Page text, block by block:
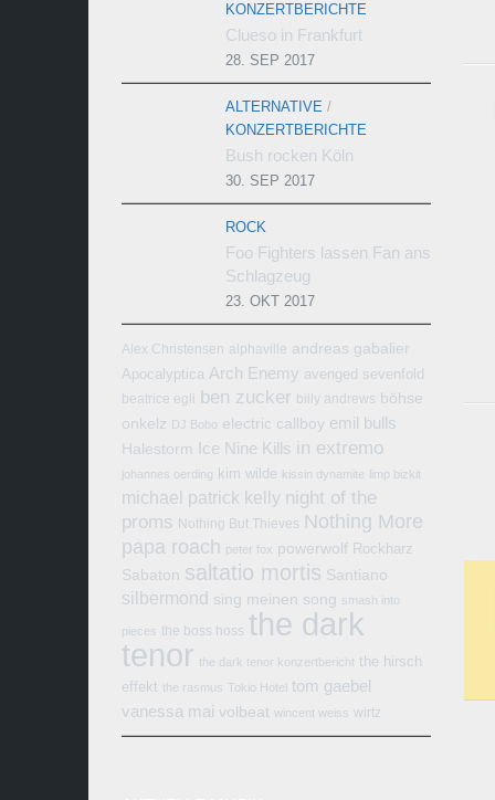
KONZERTBERICHTE
Clueso in Frankfurt
28. SEP 2017
ALTERNATIVE /
KONZERTBERICHTE
Bush rocken Köln
30. SEP 2017
ROCK
Foo Fighters lassen Fan ans
Schlagzeug
23. OKT 2017
Alex Christensen alphaville andreas gabalier
Apocalyptica Arch Enemy avenged sevenfold
beatrice egli ben zucker billy andrews böhse
onkelz DJ Bobo electric callboy emil bulls
Halestorm Ice Nine Kills in extremo
johannes oerding kim wilde kissin dynamite limp bizkit
michael patrick kelly night of the
proms Nothing But Thieves Nothing More
papa roach peter fox powerwolf Rockharz
Sabaton saltatio mortis Santiano
silbermond sing meinen song smash into
pieces the boss hoss the dark
tenor the dark tenor konzertbericht the hirsch
effekt the rasmus Tokio Hotel tom gaebel
vanessa mai volbeat wincent weiss wirtz